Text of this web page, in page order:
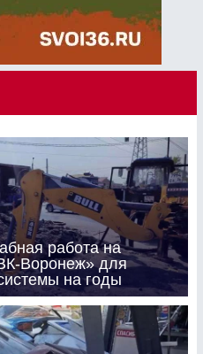
работа на
Воронеж» для
на годы